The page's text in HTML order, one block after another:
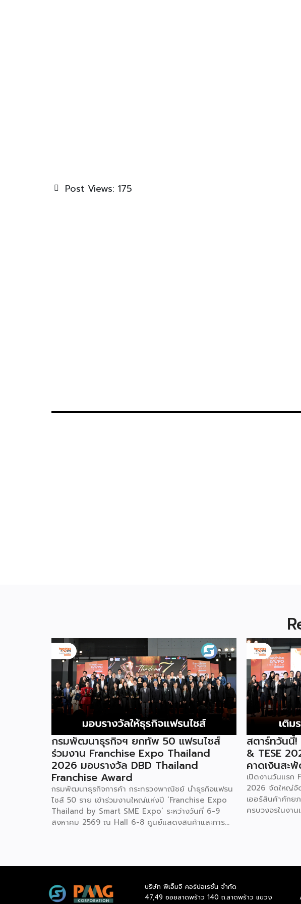
Post Views: 175
กรมพัฒนาธุรกิจฯ ยกทัพ 50 แฟรนไชส์
ร่วมงาน Franchise Expo Thailand
2026 มอบรางวัล DBD Thailand
Franchise Award
กรมพัฒนาธุรกิจการค้า กระทรวงพาณิชย์ นำธุรกิจแฟรน
ไชส์ 50 ราย เข้าร่วมงานใหญ่แห่งปี ‘Franchise Expo
Thailand by Smart SME Expo’ ระหว่างวันที่ 6-9
สิงหาคม 2569 ณ Hall 6-8 ศูนย์แสดงสินค้าและการ
รมฯ นายพูนพงษ์ นัยนาภากรณ์ อธิบดีกรมพัฒนา
ประธานเปิดงาน “งานแฟรนไชส์ เอ็กซ์โป ไทยแลนด์ บาย
สมาร์ท เอสเอ็มอี เอ็กซ์โป (Franchise Expo Thailand
สตาร์ทวันนี้
& TESE
คาดเงินสะ
เปิดงานวันแรก
2026 จัดใหญ่จั
เออร์สินค้าศักย
ครบวงจรในงา
ในงานด้วยสินเ
6-9 สิงหาคมนี้
บริษัท พีเอ็มจี คอร์ปอเรชั่น จำกัด
47,49 ซอยลาดพร้าว 140 ถ.ลาดพร้าว แขวง